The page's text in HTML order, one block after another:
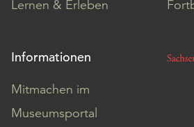
Lernen & Erleben
Informationen
Mitmachen im
Museumsportal